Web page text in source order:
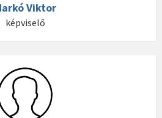
Viktor
képviselő